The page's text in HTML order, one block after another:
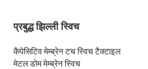
प्रबुद्ध झिल्ली स्विच
कैपेसिटिव मेम्ब्रेन टच स्विच टैक्टाइल
मेटल डोम मेम्ब्रेन स्विच